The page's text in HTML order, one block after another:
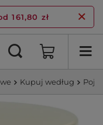
161,80 zł
Kupuj według